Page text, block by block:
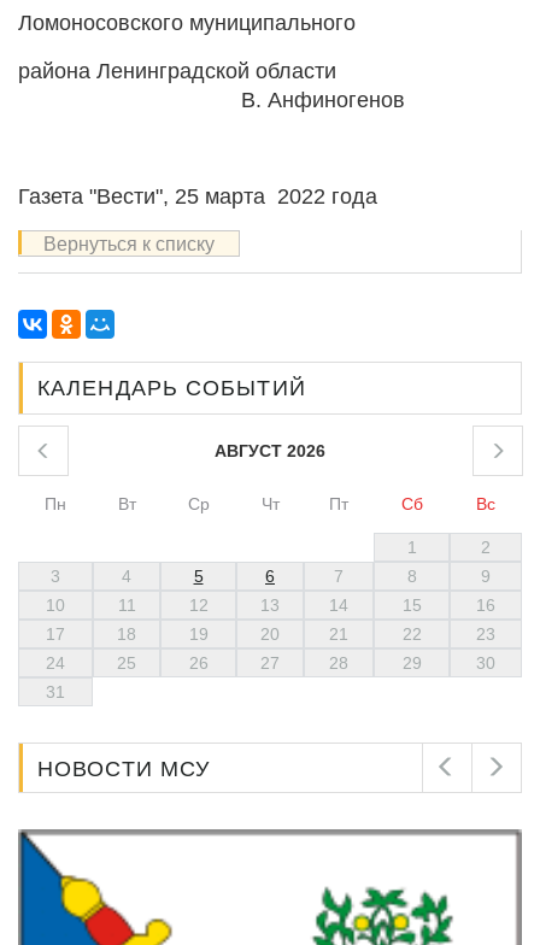
Ломоносовского муниципального
района Ленинградской области
В. Анфиногенов
Газета "Вести", 25 марта 2022 года
Вернуться к списку
КАЛЕНДАРЬ СОБЫТИЙ
АВГУСТ 2026
Пн Вт Ср Чт Пт Сб Вс
1
2
3
4 5 6 7 8
9
10
11 12 13 14 15
16
17
18 19 20 21 22
23
24
25 26 27 28 29
30
31
НОВОСТИ МСУ